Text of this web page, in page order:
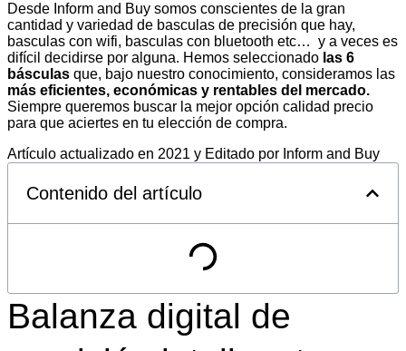
Desde Inform and Buy somos conscientes de la gran
cantidad y variedad de basculas de precisión que hay,
basculas con wifi, basculas con bluetooth etc… y a veces es
difícil decidirse por alguna. Hemos seleccionado las 6
básculas que, bajo nuestro conocimiento, consideramos las
más eficientes, económicas y rentables del mercado.
Siempre queremos buscar la mejor opción calidad precio
para que aciertes en tu elección de compra.
Artículo actualizado en 2021 y Editado por Inform and Buy
Contenido del artículo
Balanza digital de